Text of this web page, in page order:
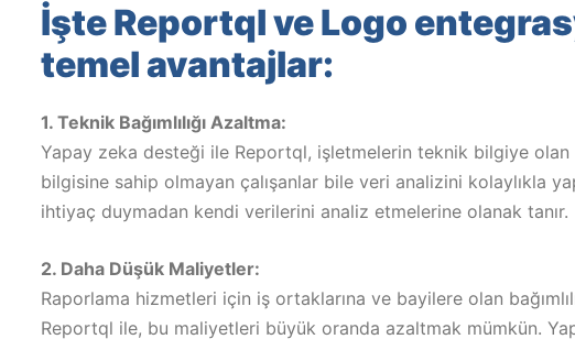
İşte Reportql ve Logo
temel avantajlar:
1. Teknik Bağımlılığı Azaltma:
Yapay zeka desteği ile Reportql, işletmelerin teknik bilgiye olan
bilgisine sahip olmayan çalışanlar bile veri analizini kolaylıkla
ihtiyaç duymadan kendi verilerini analiz etmelerine olanak tanır.
2. Daha Düşük Maliyetler:
Raporlama hizmetleri için iş ortaklarına ve bayilere olan
Reportql ile, bu maliyetleri büyük oranda azaltmak mümkün.